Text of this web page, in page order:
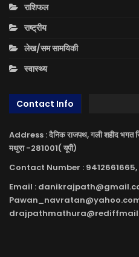
राशिफल
राष्ट्रीय
लेख/सम सामयिकी
स्वास्थ्य
Contact Info
Address : दैनिक राजपथ, गली शहीद भगत
मथुरा -281001( यूपी)
Contact Number :
Email :